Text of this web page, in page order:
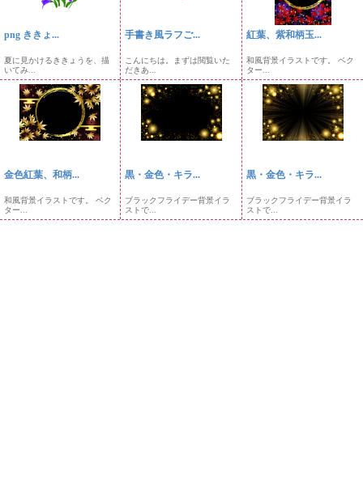
png ききょ...
夏に見かけるききょうを、描
いてみ...
手書き風ラフご...
こんにちは。まずは閲覧いた
だきあ...
紅葉、紫和柄玉...
和風背景イラストです。 ベク
ター...
金色紅葉、和柄...
和風背景イラストです。 ベク
ター...
黒・金色・キラ...
ブラックフライデー背景イラ
ストで...
黒・金色・キラ...
ブラックフライデー背景イラ
ストで...